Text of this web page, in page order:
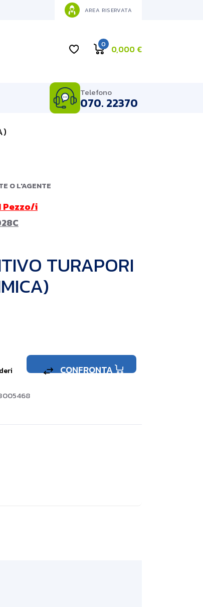
AREA RISERVATA
0 0,000 €
Telefono
070. 22370
O L'AGENTE
Pezzo/i
TURAPORI
CONFRONTA